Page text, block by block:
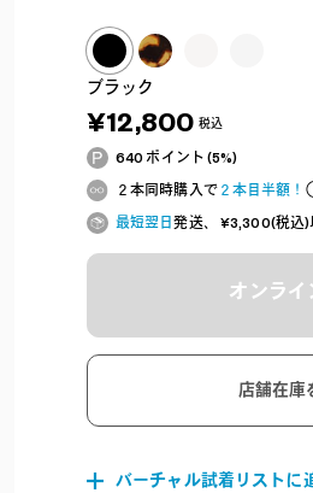
ブラック
¥12,800 税込
640 ポイント (5%)
２本同時購入で２本目半額！
最短翌日発送、 ¥3,300(税込)
オンライ
店舗在庫
バーチャル試着リストに